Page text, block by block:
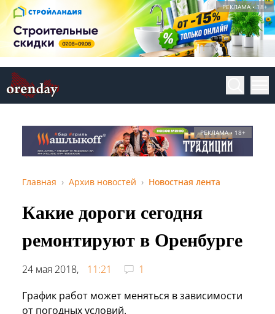
РЕКЛАМА • 18+
РЕКЛАМА • 18+
Главная Архив новостей Новостная лента
Какие дороги сегодня
ремонтируют в Оренбурге
24 мая 2018, 11:21
1
График работ может меняться в зависимости
от погодных условий.